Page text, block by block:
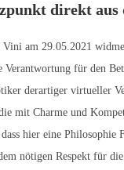
direkt
am 29.05.2021
für den
derartiger virtueller
mit Charme und
hier eine
nötigen Respekt für